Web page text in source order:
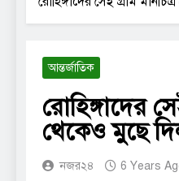
আন্তর্জাতিক
রোহিঙ্গাদের
থেকেও মুছে
নজর২৪ 6 Years